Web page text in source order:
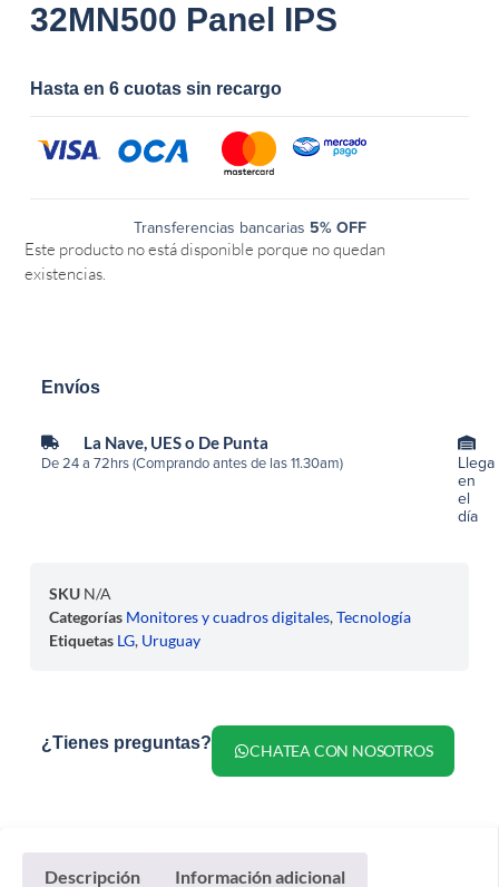
32MN500 Panel IPS
Hasta en 6 cuotas sin recargo
Transferencias bancarias 5% OFF
Este producto no está disponible porque no quedan
existencias.
Envíos
La Nave, UES o De Punta
De 24 a 72hrs (Comprando antes de las 11.30am)
Llega
en
el
día
SKU N/A
Categorías Monitores y cuadros digitales,Tecnología
Etiquetas LG, Uruguay
¿Tienes preguntas? CHATEA CON NOSOTROS
Descripción Información adicional